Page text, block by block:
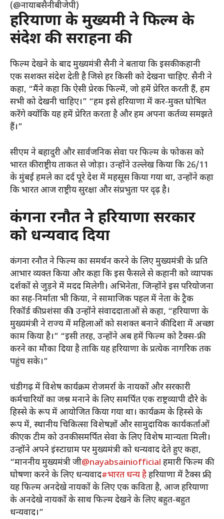
(@नायाबसैनीबीजेपी)
हरियाणा के मुख्यमंत्री ने फिल्म के
संदेश की सराहना की
फिल्म देखने के बाद मुख्यमंत्री सैनी ने बताया कि इसकी कहानी
एक सशक्त संदेश देती है जिसे हर किसी को देखना चाहिए. सैनी ने
कहा, “मैंने कहा कि ऐसी प्रेरक फिल्में, जो हमें प्रेरित करती हैं, हम
सभी को देखनी चाहिए।” “हम इसे हरियाणा में कर-मुक्त घोषित
करेंगे क्योंकि यह हमें प्रेरित करता है और हम अपना कर्तव्य समझते
हैं।”
सीएम ने बहादुरी और सार्वजनिक सेवा पर फिल्म के फोकस को
भारत की राष्ट्रीय ताकत से जोड़ा। उन्होंने उल्लेख किया कि 26/11
के मुंबई हमले का दर्द पूरे देश में महसूस किया गया था, उन्होंने कहा
कि भारत आज राष्ट्रीय सुरक्षा और संप्रभुता पर दृढ़ है।
कंगना रनौत ने हरियाणा सरकार
को धन्यवाद दिया
कंगना रनौत ने फिल्म का समर्थन करने के लिए मुख्यमंत्री के प्रति
आभार व्यक्त किया और कहा कि इस फैसले से कहानी को व्यापक
दर्शकों से जुड़ने में मदद मिलेगी। अभिनेता, जिन्होंने इस परियोजना
का सह-निर्माता भी किया, ने सामाजिक पहल में नेता के ट्रैक
रिकॉर्ड की प्रशंसा की। उन्होंने संवाददाताओं से कहा, “हरियाणा के
मुख्यमंत्री ने राज्य में महिलाओं को सशक्त बनाने की दिशा में अच्छा
काम किया है।” “इसी तरह, उन्होंने अब हमें फिल्म को टैक्स-फ्री
करने का मौका दिया है ताकि यह हरियाणा के प्रत्येक नागरिक तक
पहुंच सके।”
चंडीगढ़ में विशेष कार्यक्रम रोजमर्रा के नायकों और सरकारी
कर्मचारियों का जश्न मनाने के लिए समर्पित एक राष्ट्रव्यापी दौरे के
हिस्से के रूप में आयोजित किया गया था। कार्यक्रम के हिस्से के
रूप में, स्थानीय चिकित्सा विशेषज्ञों और सामुदायिक कार्यकर्ताओं
की एक टीम को उनकी समर्पित सेवा के लिए विशेष मान्यता मिली।
उन्होंने अपने इंस्टाग्राम पर मुख्यमंत्री को धन्यवाद देते हुए कहा,
“माननीय मुख्यमंत्री जी@nayabsainiofficial हमारी फिल्म की
घोषणा करने के लिए धन्यवाद#भारत धन्य हैहरियाणा में टैक्स फ्री,
यह फिल्म अनदेखे नायकों के लिए एक कविता है, आज हरियाणा
के अनदेखे नायकों के साथ फिल्म देखने के लिए बहुत-बहुत
धन्यवाद।”